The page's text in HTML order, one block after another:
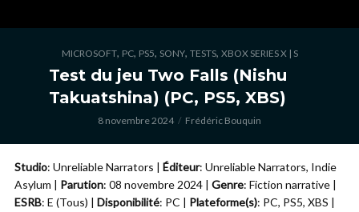
MICROSOFT, PC, PS5, SONY, TESTS, XBOX SERIES X | S
Test du jeu Two Falls (Nishu
Takuatshina) (PC, PS5, XBS)
8 novembre 2024 Frédéric Bouquin
Studio: Unreliable Narrators | Éditeur: Unreliable Narrators, Indie
Asylum | Parution: 08 novembre 2024 | Genre: Fiction narrative |
ESRB: E (Tous) | Disponibilité: PC | Plateforme(s): PC, PS5, XBS |